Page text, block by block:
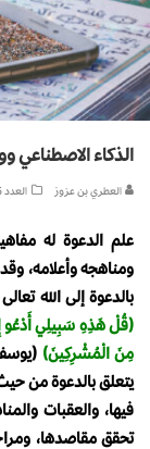
الذكاء الاصطناعي
العطري بن عزوز العدد 96
علم الدعوة له
ومناهجه وأعلامه،
بالدعوة إلى الله
(قُلْ هَذِهِ سَبِيلِي أَدْعُو
مِنَ الْمُشْرِكِينَ)
يتعلق بالدعوة من
فيها، والعقبات
تحقق مقاصدها،